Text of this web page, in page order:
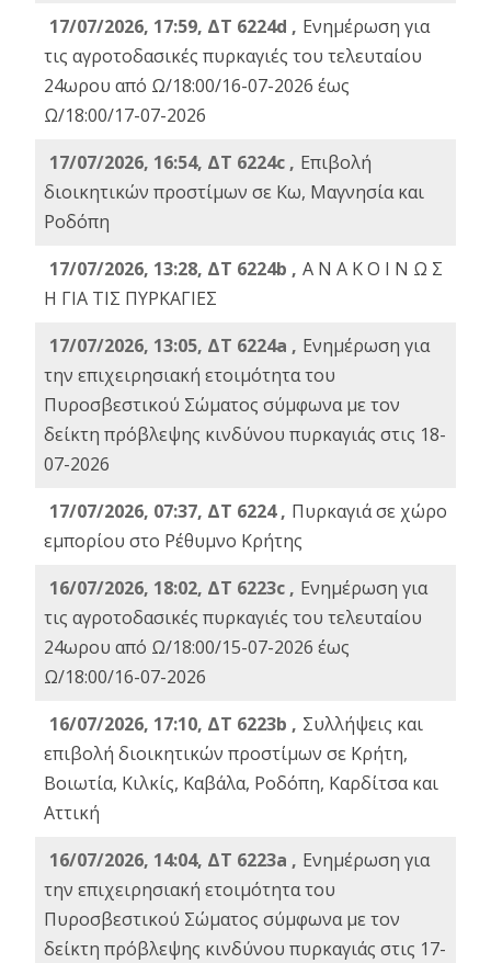
17/07/2026, 17:59, ΔΤ 6224d , Ενημέρωση για
τις αγροτοδασικές πυρκαγιές του τελευταίου
24ωρου από Ω/18:00/16-07-2026 έως
Ω/18:00/17-07-2026
17/07/2026, 16:54, ΔΤ 6224c , Επιβολή
διοικητικών προστίμων σε Κω, Μαγνησία και
Ροδόπη
17/07/2026, 13:28, ΔΤ 6224b , Α Ν Α Κ Ο Ι Ν Ω Σ
Η ΓΙΑ ΤΙΣ ΠΥΡΚΑΓΙΕΣ
17/07/2026, 13:05, ΔΤ 6224a , Ενημέρωση για
την επιχειρησιακή ετοιμότητα του
Πυροσβεστικού Σώματος σύμφωνα με τον
δείκτη πρόβλεψης κινδύνου πυρκαγιάς στις 18-
07-2026
17/07/2026, 07:37, ΔΤ 6224 , Πυρκαγιά σε χώρο
εμπορίου στο Ρέθυμνο Κρήτης
16/07/2026, 18:02, ΔΤ 6223c , Ενημέρωση για
τις αγροτοδασικές πυρκαγιές του τελευταίου
24ωρου από Ω/18:00/15-07-2026 έως
Ω/18:00/16-07-2026
16/07/2026, 17:10, ΔΤ 6223b , Συλλήψεις και
επιβολή διοικητικών προστίμων σε Κρήτη,
Βοιωτία, Κιλκίς, Καβάλα, Ροδόπη, Καρδίτσα και
Αττική
16/07/2026, 14:04, ΔΤ 6223a , Ενημέρωση για
την επιχειρησιακή ετοιμότητα του
Πυροσβεστικού Σώματος σύμφωνα με τον
δείκτη πρόβλεψης κινδύνου πυρκαγιάς στις 17-